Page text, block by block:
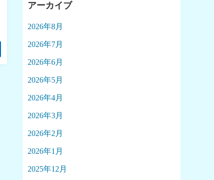
アーカイブ
2026年8月
2026年7月
2026年6月
2026年5月
2026年4月
2026年3月
2026年2月
2026年1月
2025年12月